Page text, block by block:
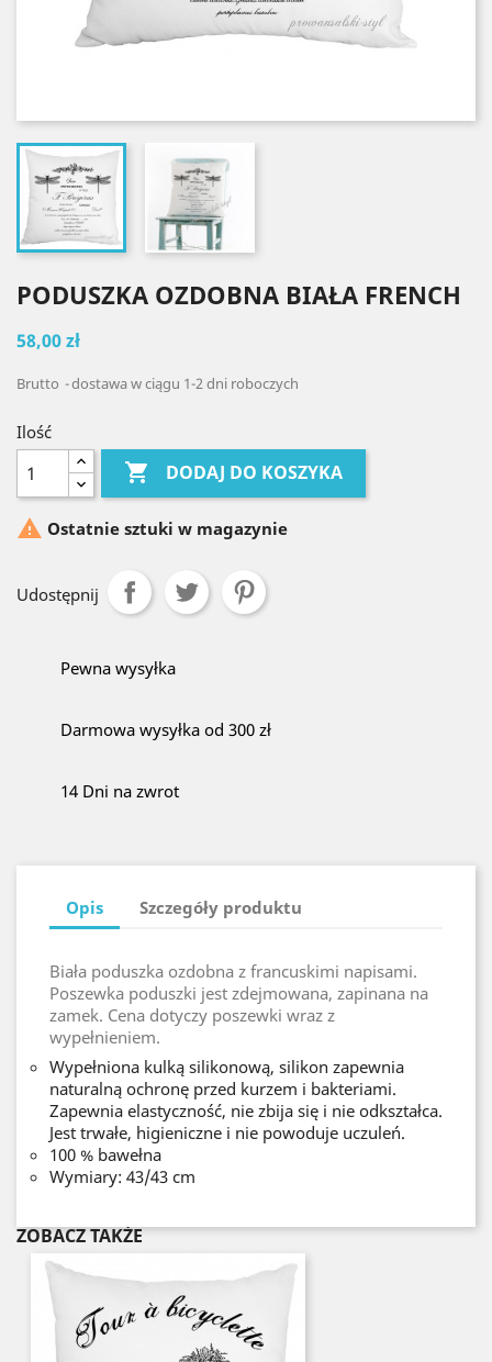
PODUSZKA OZDOBNA BIAŁA FRENCH
58,00 zł
Brutto dostawa w ciągu 1-2 dni roboczych
Ilość
 DODAJ DO KOSZYKA
 Ostatnie sztuki w magazynie
Udostępnij
Pewna wysyłka
Darmowa wysyłka od 300 zł
14 Dni na zwrot
Opis Szczegóły produktu
Biała poduszka ozdobna z francuskimi napisami.
Poszewka poduszki jest zdejmowana, zapinana na
zamek. Cena dotyczy poszewki wraz z
wypełnieniem.
Wypełniona kulką silikonową, silikon zapewnia
naturalną ochronę przed kurzem i bakteriami.
Zapewnia elastyczność, nie zbija się i nie odkształca.
Jest trwałe, higieniczne i nie powoduje uczuleń.
100 % bawełna
Wymiary: 43/43 cm
ZOBACZ TAKŻE